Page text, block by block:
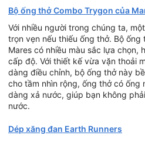
Bộ ống thở Combo Trygon của
Với nhiều người trong chúng ta,
trọn vẹn nếu thiếu ống thở. Bộ ống
Mares có nhiều màu sắc lựa chọn,
cấp độ. Với thiết kế vừa vặn thoải
dàng điều chỉnh, bộ ống thở này
cho tầm nhìn rộng, ống thở có ống
dàng xả nước, giúp bạn không
nước.
Dép xăng đan Earth Runners